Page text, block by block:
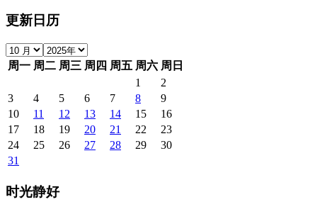
更新日历
周一 周二 周三 周四 周五 周六 周日
1
2
3
4 5 6 7 8
9
10
11 12 13 14 15
16
17
18 19 20 21 22
23
24
25 26 27 28 29
30
31
时光静好